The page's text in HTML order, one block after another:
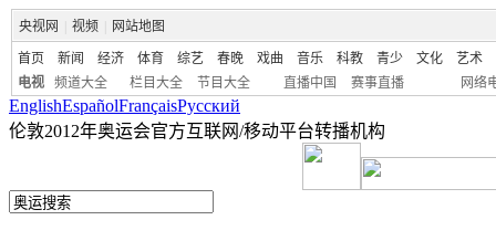
央视网 视频 网站地图
首页 新闻 经济 体育 综艺 春晚 戏曲 音乐 科教 青少 文化
艺术
电视
频道大全 栏目大全 节目大全 直播中国 赛事直播 网络
EnglishEspañolFrançaisPусский
伦敦2012年奥运会官方互联网/移动平台转播机构